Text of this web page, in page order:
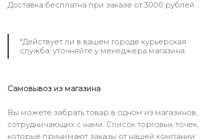
Доставка бесплатна при заказе от 3000 рублей.
*Действует ли в вашем городе курьерская
служба, уточняйте у менеджера магазина.
Самовывоз из магазина
Вы можете забрать товар в одном из магазинов,
сотрудничающих с нами. Список торговых точек,
которые принимают заказы от нашей компании